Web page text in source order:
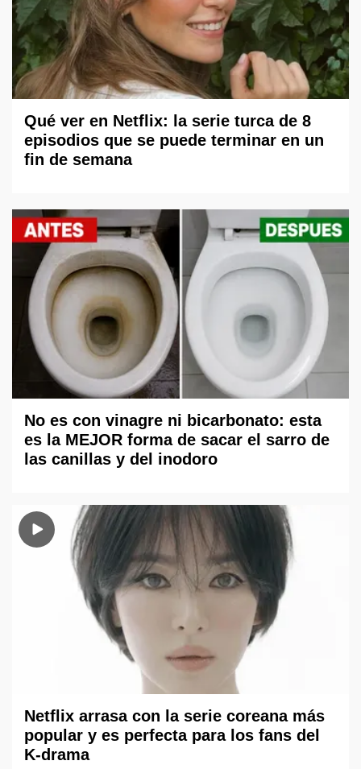
Qué ver en Netflix: la serie turca de 8
episodios que se puede terminar en un
fin de semana
No es con vinagre ni bicarbonato: esta
es la MEJOR forma de sacar el sarro de
las canillas y del inodoro
Netflix arrasa con la serie coreana más
popular y es perfecta para los fans del
K-drama